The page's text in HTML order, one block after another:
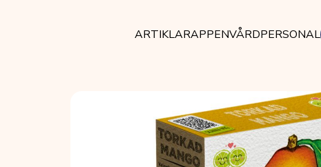
ARTIKLARAPPENVÅRDPERSONAL